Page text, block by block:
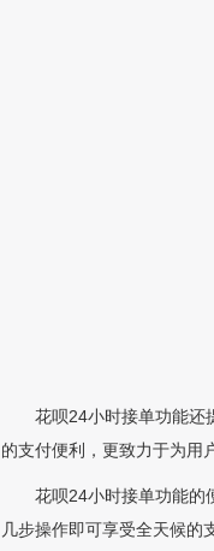
花呗24小时接单功能还
的支付便利，更致力于为用
花呗24小时接单功能的
几步操作即可享受全天候的